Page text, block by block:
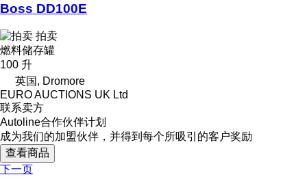
Boss DD100E
拍卖
燃料储存罐
100 升
英国, Dromore
EURO AUCTIONS UK Ltd
联系卖方
Autoline合作伙伴计划
成为我们的加盟伙伴，并得到每个所吸引的客户奖励
查看商品
下一页